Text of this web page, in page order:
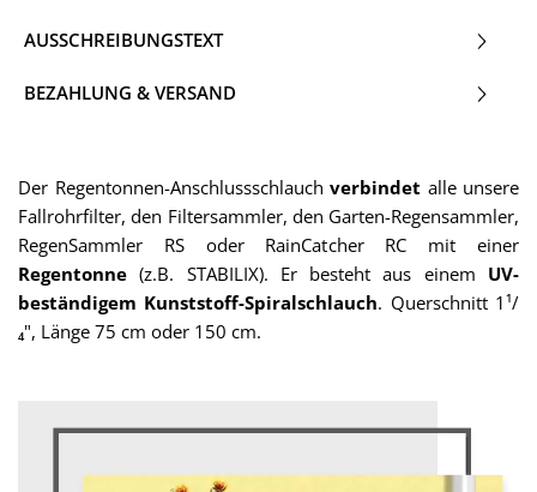
AUSSCHREIBUNGSTEXT
BEZAHLUNG & VERSAND
Der Regentonnen-Anschlussschlauch verbindet alle unsere
Fallrohrfilter, den Filtersammler, den Garten-Regensammler,
RegenSammler RS oder RainCatcher RC mit einer
Regentonne (z.B. STABILIX). Er besteht aus einem UV-
beständigem Kunststoff-Spiralschlauch. Querschnitt 1¹/
₄", Länge 75 cm oder 150 cm.